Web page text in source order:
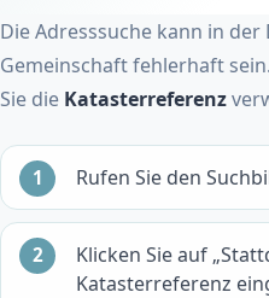
Die Adresssuche kann in
Gemeinschaft fehlerhaft
Sie die Katasterreferenz
Rufen Sie den
Klicken Sie auf
Katasterreferenz